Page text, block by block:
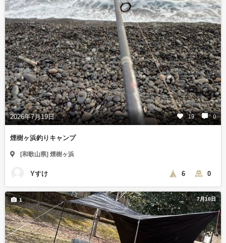
2026年7月19日 19 0
煙樹ヶ浜釣りキャンプ
[和歌山県] 煙樹ヶ浜
Yすけ 6 0
7月10日
1